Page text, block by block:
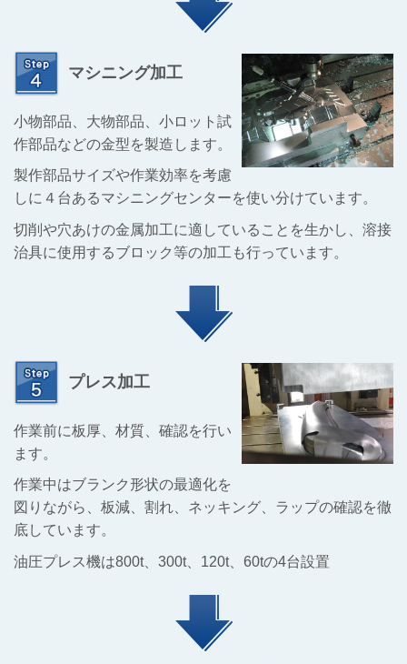
マシニング加工
小物部品、大物部品、小ロット試
作部品などの金型を製造します。
製作部品サイズや作業効率を考慮
しに４台あるマシニングセンターを使い分けています。
切削や穴あけの金属加工に適していることを生かし、溶接
治具に使用するブロック等の加工も行っています。
プレス加工
作業前に板厚、材質、確認を行い
ます。
作業中はブランク形状の最適化を
図りながら、 板減、割れ、ネッキング、ラップの確認を徹
底しています。
油圧プレス機は800t、300t、120t、60tの4台設置